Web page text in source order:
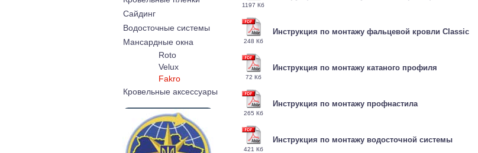
Cайдинг
Водосточные системы
Мансардные окна
Roto
Velux
Fakro
Кровельные аксессуары
1197 Кб
248 Кб
Инструкция по монтажу фальцевой кровли Classic
72 Кб
Инструкция по монтажу катаного профиля
265 Кб
Инструкция по монтажу профнастила
421 Кб
Инструкция по монтажу водосточной системы